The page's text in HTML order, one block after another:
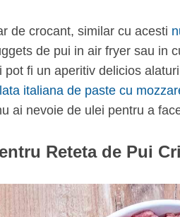
de crocant, similar cu acesti
de pui in air fryer sau in
pot fi un aperitiv delicios
italiana de paste cu
ai nevoie de ulei pentru a
Reteta de Pui